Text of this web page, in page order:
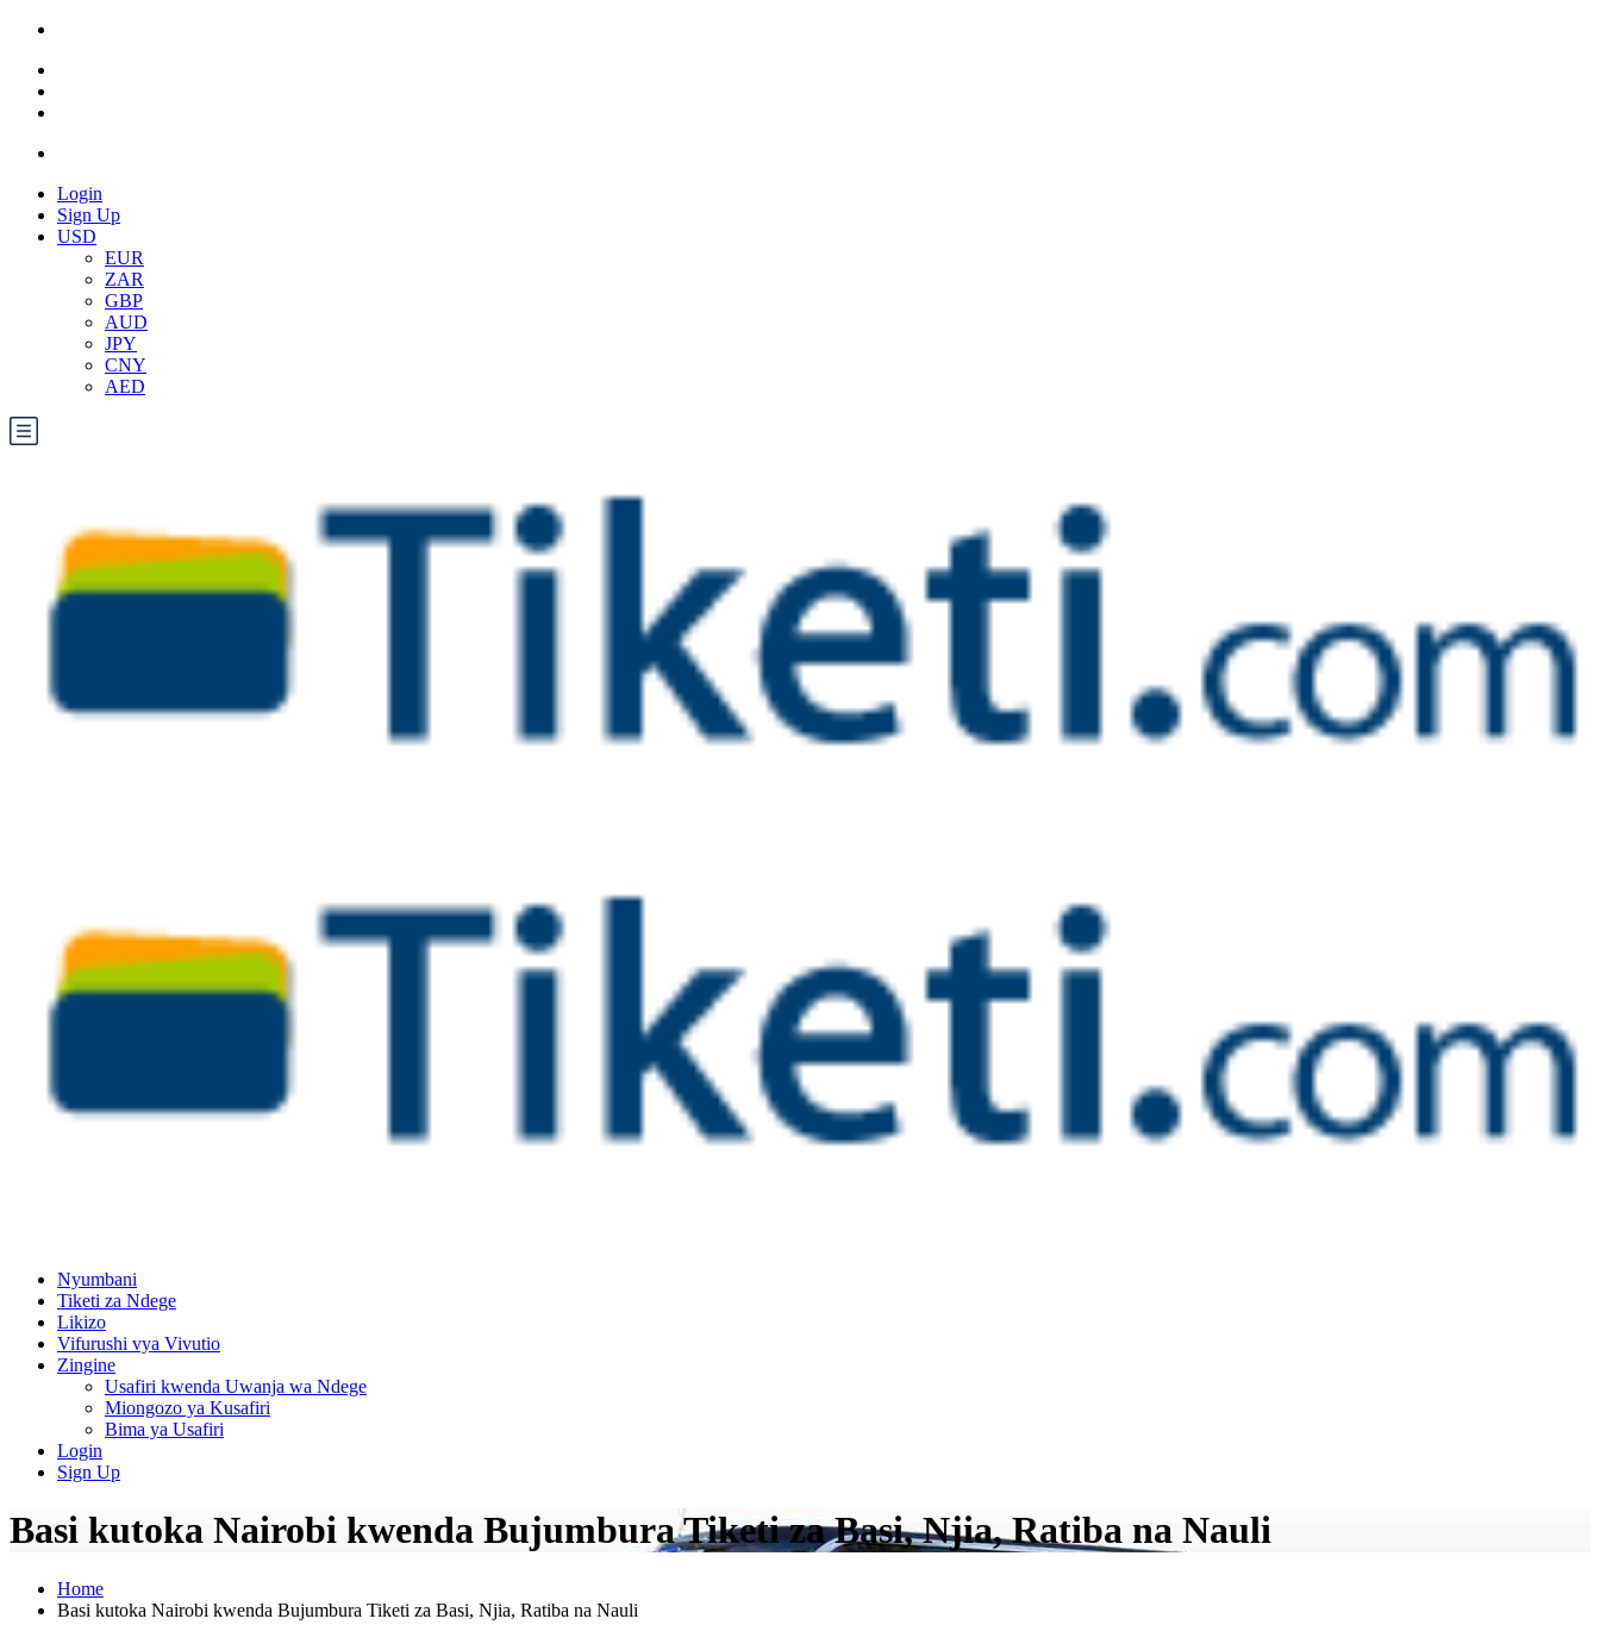
Login
Sign Up
USD
EUR
ZAR
GBP
AUD
JPY
CNY
AED
Nyumbani
Tiketi za Ndege
Likizo
Vifurushi vya Vivutio
Zingine
Usafiri kwenda Uwanja wa Ndege
Miongozo ya Kusafiri
Bima ya Usafiri
Login
Sign Up
Basi kutoka Nairobi kwenda Bujumbura Tiketi za Basi, Njia, Ratiba na Nauli
Home
Basi kutoka Nairobi kwenda Bujumbura Tiketi za Basi, Njia, Ratiba na Nauli